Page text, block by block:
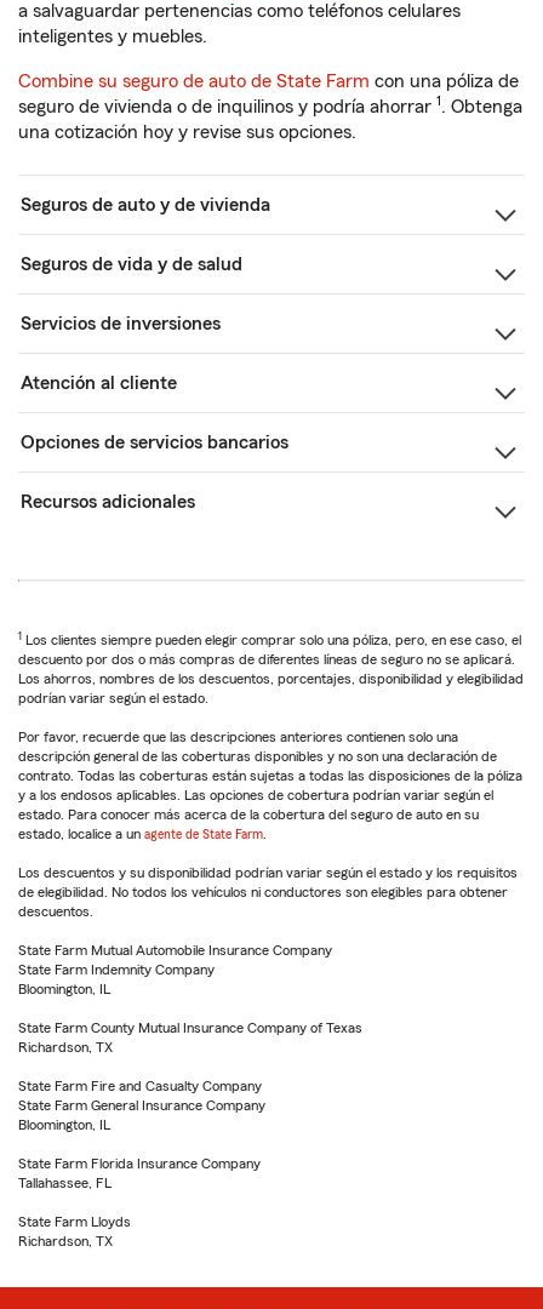
a salvaguardar pertenencias como teléfonos celulares
inteligentes y muebles.
Combine su seguro de auto de State Farm con una póliza de
seguro de vivienda o de inquilinos y podría ahorrar 1. Obtenga
una cotización hoy y revise sus opciones.
Seguros de auto y de vivienda
Seguros de vida y de salud
Servicios de inversiones
Atención al cliente
Opciones de servicios bancarios
Recursos adicionales
1 Los clientes siempre pueden elegir comprar solo una póliza, pero, en ese caso, el
descuento por dos o más compras de diferentes líneas de seguro no se aplicará.
Los ahorros, nombres de los descuentos, porcentajes, disponibilidad y elegibilidad
podrían variar según el estado.
Por favor, recuerde que las descripciones anteriores contienen solo una
descripción general de las coberturas disponibles y no son una declaración de
contrato. Todas las coberturas están sujetas a todas las disposiciones de la póliza
y a los endosos aplicables. Las opciones de cobertura podrían variar según el
estado. Para conocer más acerca de la cobertura del seguro de auto en su
estado, localice a un agente de State Farm
Los descuentos y su disponibilidad podrían variar según el estado y los requisitos
de elegibilidad. No todos los vehículos ni conductores son elegibles para obtener
descuentos.
State Farm Mutual Automobile Insurance Company
State Farm Indemnity Company
Bloomington, IL
State Farm County Mutual Insurance Company of Texas
Richardson, TX
State Farm Fire and Casualty Company
State Farm General Insurance Company
Bloomington, IL
State Farm Florida Insurance Company
Tallahassee, FL
State Farm Lloyds
Richardson, TX